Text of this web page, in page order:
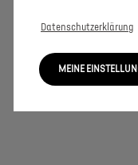
Datenschutzerklärung
MEINE